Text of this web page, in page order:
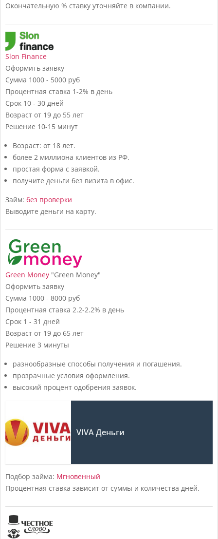
Окончательную % ставку уточняйте в компании.
Slon Finance
Оформить заявку
Сумма 1000 - 5000 руб
Процентная ставка 1-2% в день
Срок 10 - 30 дней
Возраст от 19 до 55 лет
Решение 10-15 минут
Возраст: от 18 лет.
более 2 миллиона клиентов из РФ.
простая форма с заявкой.
получите деньги без визита в офис.
Займ: без проверки
Выводите деньги на карту.
Green Money "Green Money"
Оформить заявку
Сумма 1000 - 8000 руб
Процентная ставка 2.2-2.2% в день
Срок 1 - 31 дней
Возраст от 19 до 65 лет
Решение 3 минуты
разнообразные способы получения и погашения.
прозрачные условия оформления.
высокий процент одобрения заявок.
VIVA Деньги
Подбор займа: Мгновенный
Процентная ставка зависит от суммы и количества дней.